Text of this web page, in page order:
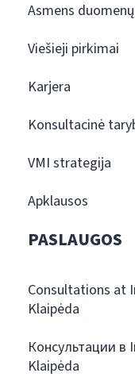
Asmens
Viešieji pirkimai
Karjera
Konsultacinė
VMI strategija
Apklausos
PASLAUGOS
Consultations at
Klaipėda
Консультации в
Klaipėda